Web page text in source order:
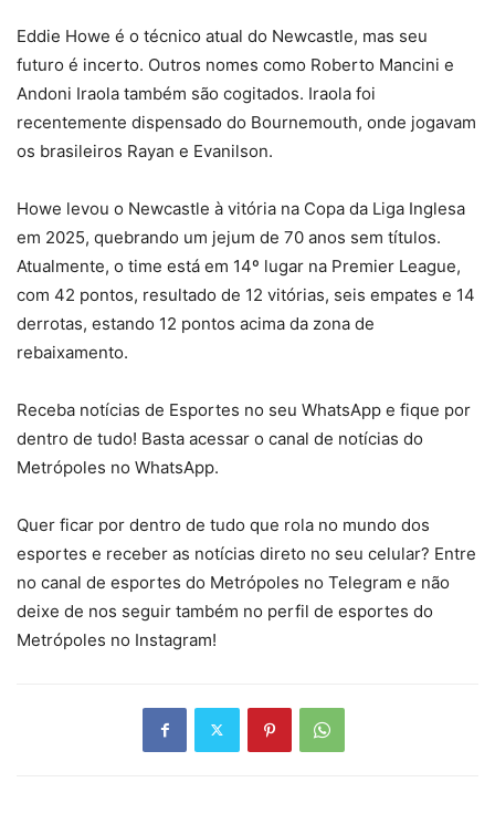
Eddie Howe é o técnico atual do Newcastle, mas seu
futuro é incerto. Outros nomes como Roberto Mancini e
Andoni Iraola também são cogitados. Iraola foi
recentemente dispensado do Bournemouth, onde jogavam
os brasileiros Rayan e Evanilson.
Howe levou o Newcastle à vitória na Copa da Liga Inglesa
em 2025, quebrando um jejum de 70 anos sem títulos.
Atualmente, o time está em 14º lugar na Premier League,
com 42 pontos, resultado de 12 vitórias, seis empates e 14
derrotas, estando 12 pontos acima da zona de
rebaixamento.
Receba notícias de Esportes no seu WhatsApp e fique por
dentro de tudo! Basta acessar o canal de notícias do
Metrópoles no WhatsApp.
Quer ficar por dentro de tudo que rola no mundo dos
esportes e receber as notícias direto no seu celular? Entre
no canal de esportes do Metrópoles no Telegram e não
deixe de nos seguir também no perfil de esportes do
Metrópoles no Instagram!